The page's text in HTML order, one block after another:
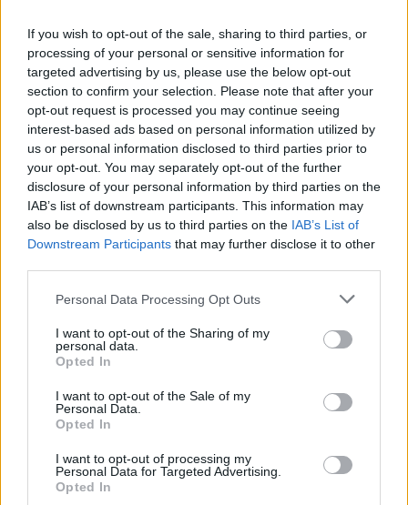
If you wish to opt-out of the sale, sharing to third parties, or
processing of your personal or sensitive information for
targeted advertising by us, please use the below opt-out
section to confirm your selection. Please note that after your
opt-out request is processed you may continue seeing
interest-based ads based on personal information utilized by
us or personal information disclosed to third parties prior to
your opt-out. You may separately opt-out of the further
disclosure of your personal information by third parties on the
IAB’s list of downstream participants. This information may
also be disclosed by us to third parties on the IAB’s List of
Downstream Participants that may further disclose it to other
Please note that this website/app uses one or more Google
not limited to your visit or usage behaviour. You may click to
grant or deny consent to Google and its third-party tags to
use your data for below specified purposes in below Google
consent section.
Personal Data Processing Opt Outs
I want to opt-out of the Sharing of my
personal data.
Opted In
I want to opt-out of the Sale of my
Personal Data.
Opted In
I want to opt-out of processing my
Personal Data for Targeted Advertising.
Opted In
Έβδομη η Τσερνόβα, το κυνήγησαν οι Τζούβελη,
Λιτσαρδόπουλος
ΑΘΛΗΤΙΣΜΌΣ
Καρέτσας: Ονειρικό ντεμπούτο με την Ντόρτμουντ –
Γκολάρα στο Emirates κόντρα στην Άρσεναλ του Τζόλη
(Video)
ΑΝΑΡΤΗΘΗΚΕ ΑΠΟ